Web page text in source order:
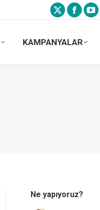
KAMPANYALAR
Ne yapıyoruz?